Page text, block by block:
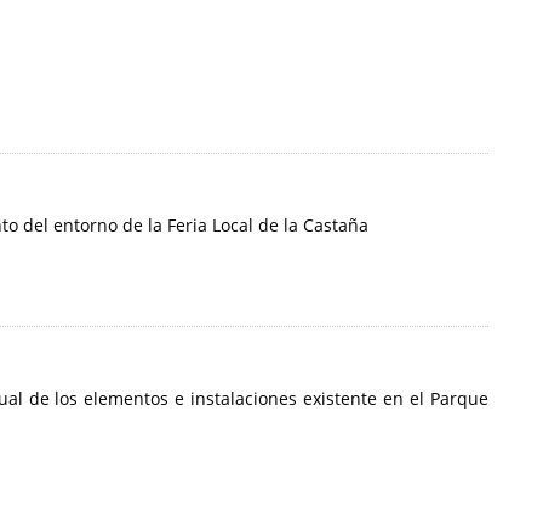
del entorno de la Feria Local de la Castaña
de los elementos e instalaciones existente en el Parque